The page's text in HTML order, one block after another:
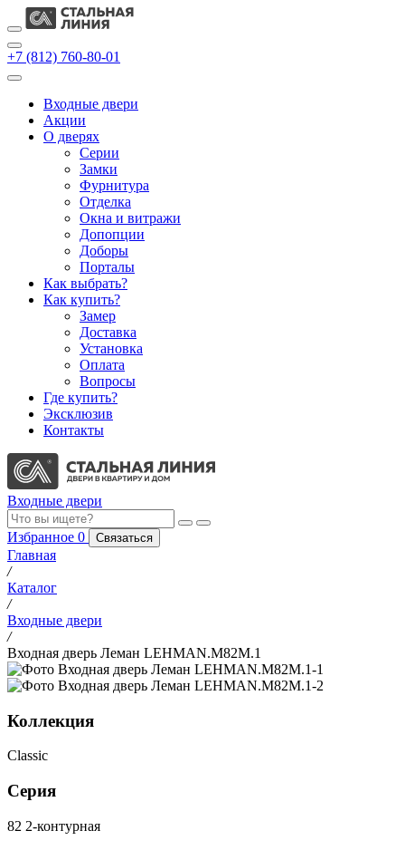
+7 (812) 760-80-01
Входные двери
Акции
О дверях
Cерии
Замки
Фурнитура
Отделка
Окна и витражи
Допопции
Доборы
Порталы
Как выбрать?
Как купить?
Замер
Доставка
Установка
Оплата
Вопросы
Где купить?
Эксклюзив
Контакты
Входные двери
Избранное 0 Связаться
Главная
/
Каталог
/
Входные двери
/
Входная дверь Леман LEHMAN.M82M.1
Коллекция
Classic
Серия
82 2-контурная